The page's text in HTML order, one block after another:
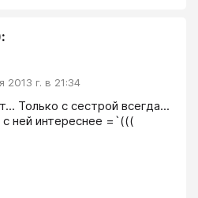
2013 г. в 21:34
Только с сестрой всегда...
ней интереснее =`(((